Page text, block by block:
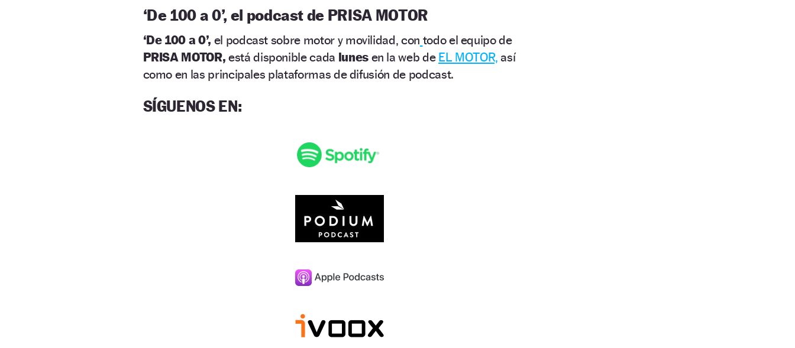
‘De 100 a 0’, el podcast de PRISA MOTOR
‘De 100 a 0’, el podcast sobre motor y movilidad, con todo el equipo de
PRISA MOTOR, está disponible cada lunes en la web de EL MOTOR, así
como en las principales plataformas de difusión de podcast.
SÍGUENOS EN: